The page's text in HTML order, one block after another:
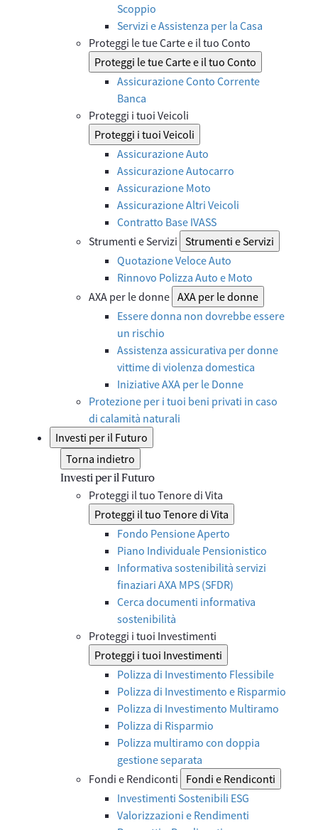
Scoppio
Servizi e Assistenza per la Casa
Proteggi le tue Carte e il tuo Conto
Proteggi le tue Carte e il tuo Conto
Assicurazione Conto Corrente
Banca
Proteggi i tuoi Veicoli
Proteggi i tuoi Veicoli
Assicurazione Auto
Assicurazione Autocarro
Assicurazione Moto
Assicurazione Altri Veicoli
Contratto Base IVASS
Strumenti e Servizi Strumenti e Servizi
Quotazione Veloce Auto
Rinnovo Polizza Auto e Moto
AXA per le donne AXA per le donne
Essere donna non dovrebbe essere
un rischio
Assistenza assicurativa per donne
vittime di violenza domestica
Iniziative AXA per le Donne
Protezione per i tuoi beni privati in caso
di calamità naturali
Investi per il Futuro
Torna indietro
Investi per il Futuro
Proteggi il tuo Tenore di Vita
Proteggi il tuo Tenore di Vita
Fondo Pensione Aperto
Piano Individuale Pensionistico
Informativa sostenibilità servizi
finaziari AXA MPS (SFDR)
Cerca documenti informativa
sostenibilità
Proteggi i tuoi Investimenti
Proteggi i tuoi Investimenti
Polizza di Investimento Flessibile
Polizza di Investimento e Risparmio
Polizza di Investimento Multiramo
Polizza di Risparmio
Polizza multiramo con doppia
gestione separata
Fondi e Rendiconti
Fondi e Rendiconti
Investimenti Sostenibili ESG
Valorizzazioni e Rendimenti